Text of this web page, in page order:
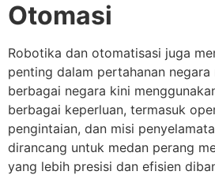
Otomasi
Robotika dan otomatisasi juga
penting dalam pertahanan
berbagai negara kini
berbagai keperluan, termasuk
pengintaian, dan misi
dirancang untuk medan perang
yang lebih presisi dan efisien